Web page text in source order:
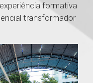
formativa
transformador